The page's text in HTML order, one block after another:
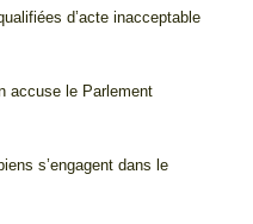
d’acte inacceptable
accuse le Parlement
s’engagent dans le